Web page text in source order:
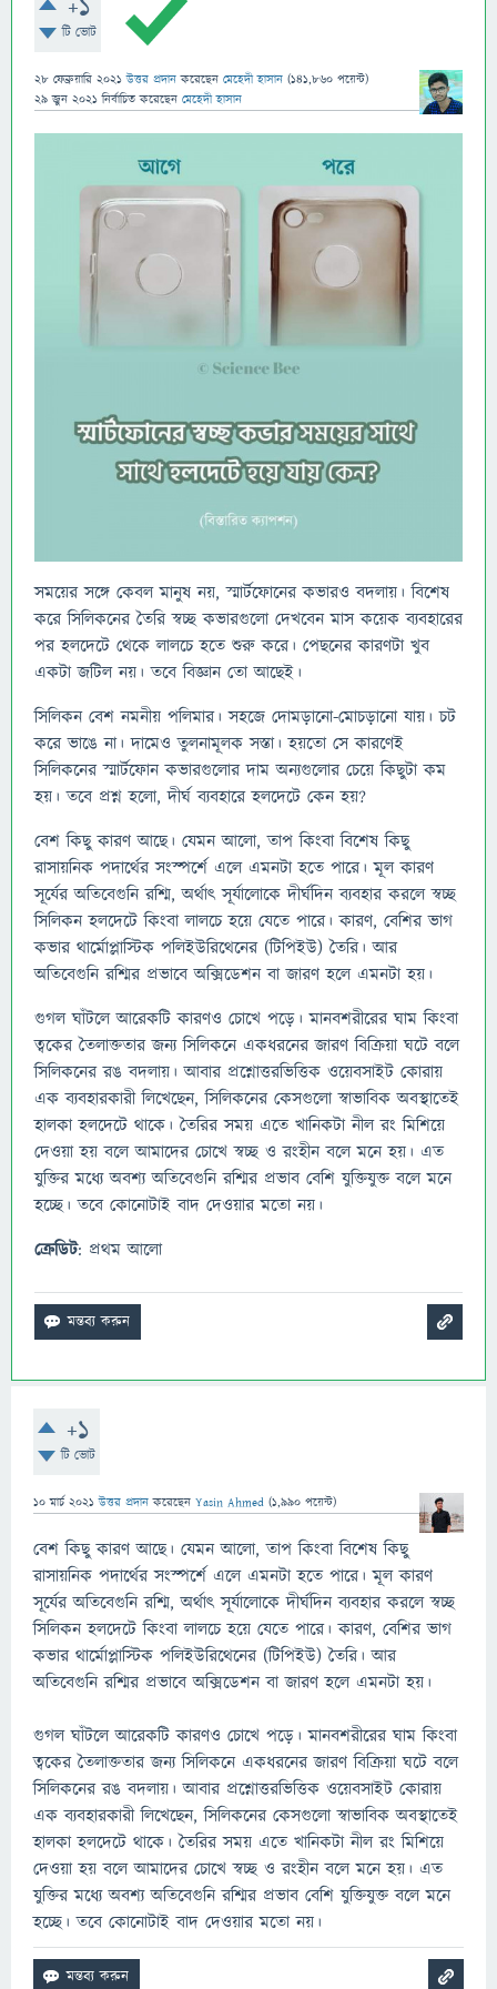
+1
টি ভোট
28 ফেব্রুয়ারি 2021 উত্তর প্রদান করেছেন মেহেদী হাসান (141,860 পয়েন্ট)
29 জুন 2021 নির্বাচিত করেছেন মেহেদী হাসান
সময়ের সঙ্গে কেবল মানুষ নয়, স্মার্টফোনের কভারও বদলায়। বিশেষ
করে সিলিকনের তৈরি স্বচ্ছ কভারগুলো দেখবেন মাস কয়েক ব্যবহারের
পর হলদেটে থেকে লালচে হতে শুরু করে। পেছনের কারণটা খুব
একটা জটিল নয়। তবে বিজ্ঞান তো আছেই।
সিলিকন বেশ নমনীয় পলিমার। সহজে দোমড়ানো-মোচড়ানো যায়। চট
করে ভাঙে না। দামেও তুলনামূলক সস্তা। হয়তো সে কারণেই
সিলিকনের স্মার্টফোন কভারগুলোর দাম অন্যগুলোর চেয়ে কিছুটা কম
হয়। তবে প্রশ্ন হলো, দীর্ঘ ব্যবহারে হলদেটে কেন হয়?
বেশ কিছু কারণ আছে। যেমন আলো, তাপ কিংবা বিশেষ কিছু
রাসায়নিক পদার্থের সংস্পর্শে এলে এমনটা হতে পারে। মূল কারণ
সূর্যের অতিবেগুনি রশ্মি, অর্থাৎ সূর্যালোকে দীর্ঘদিন ব্যবহার করলে স্বচ্ছ
সিলিকন হলদেটে কিংবা লালচে হয়ে যেতে পারে। কারণ, বেশির ভাগ
কভার থার্মোপ্লাস্টিক পলিইউরিথেনের (টিপিইউ) তৈরি। আর
অতিবেগুনি রশ্মির প্রভাবে অক্সিডেশন বা জারণ হলে এমনটা হয়।
গুগল ঘাঁটলে আরেকটি কারণও চোখে পড়ে। মানবশরীরের ঘাম কিংবা
ত্বকের তৈলাক্ততার জন্য সিলিকনে একধরনের জারণ বিক্রিয়া ঘটে বলে
সিলিকনের রঙ বদলায়। আবার প্রশ্নোত্তরভিত্তিক ওয়েবসাইট কোরায়
এক ব্যবহারকারী লিখেছেন, সিলিকনের কেসগুলো স্বাভাবিক অবস্থাতেই
হালকা হলদেটে থাকে। তৈরির সময় এতে খানিকটা নীল রং মিশিয়ে
দেওয়া হয় বলে আমাদের চোখে স্বচ্ছ ও রংহীন বলে মনে হয়। এত
যুক্তির মধ্যে অবশ্য অতিবেগুনি রশ্মির প্রভাব বেশি যুক্তিযুক্ত বলে মনে
হচ্ছে। তবে কোনোটাই বাদ দেওয়ার মতো নয়।
ক্রেডিট: প্রথম আলো
+1
টি ভোট
10 মার্চ 2021 উত্তর প্রদান করেছেন Yasin Ahmed (1,990 পয়েন্ট)
বেশ কিছু কারণ আছে। যেমন আলো, তাপ কিংবা বিশেষ কিছু
রাসায়নিক পদার্থের সংস্পর্শে এলে এমনটা হতে পারে। মূল কারণ
সূর্যের অতিবেগুনি রশ্মি, অর্থাৎ সূর্যালোকে দীর্ঘদিন ব্যবহার করলে স্বচ্ছ
সিলিকন হলদেটে কিংবা লালচে হয়ে যেতে পারে। কারণ, বেশির ভাগ
কভার থার্মোপ্লাস্টিক পলিইউরিথেনের (টিপিইউ) তৈরি। আর
অতিবেগুনি রশ্মির প্রভাবে অক্সিডেশন বা জারণ হলে এমনটা হয়।
গুগল ঘাঁটলে আরেকটি কারণও চোখে পড়ে। মানবশরীরের ঘাম কিংবা
ত্বকের তৈলাক্ততার জন্য সিলিকনে একধরনের জারণ বিক্রিয়া ঘটে বলে
সিলিকনের রঙ বদলায়। আবার প্রশ্নোত্তরভিত্তিক ওয়েবসাইট কোরায়
এক ব্যবহারকারী লিখেছেন, সিলিকনের কেসগুলো স্বাভাবিক অবস্থাতেই
হালকা হলদেটে থাকে। তৈরির সময় এতে খানিকটা নীল রং মিশিয়ে
দেওয়া হয় বলে আমাদের চোখে স্বচ্ছ ও রংহীন বলে মনে হয়। এত
যুক্তির মধ্যে অবশ্য অতিবেগুনি রশ্মির প্রভাব বেশি যুক্তিযুক্ত বলে মনে
হচ্ছে। তবে কোনোটাই বাদ দেওয়ার মতো নয়।